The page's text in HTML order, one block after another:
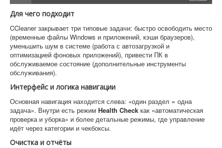
Для чего подходит
CCleaner закрывает три типовые задачи: быстро освободить место
(временные файлы Windows и приложений, кэши браузеров),
уменьшить шум в системе (работа с автозагрузкой и
оптимизацией фоновых приложений), привести ПК в
обслуживаемое состояние (дополнительные инструменты
обслуживания).
Интерфейс и логика навигации
Основная навигация находится слева: «один раздел = одна
задача». Внутри есть режим Health Check как «автоматическая
проверка и уборка» и более детальные режимы, где управление
идёт через категории и чекбоксы.
Очистка и отчёты